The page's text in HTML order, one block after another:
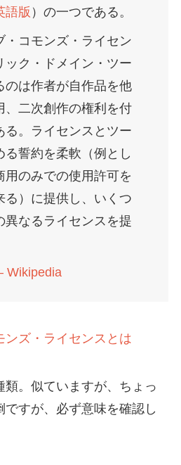
語版 ） の一つである。
・コモンズ・ライセン
ック・ドメイン・ツー
のは作者が自作品を他
、二次創作の権利を付
る。ライセンスとツー
る誓約を柔軟（例とし
用のみでの使用許可を
る）に提供し、いくつ
異なるライセンスを提
Wikipedia
ンズ・ライセンスとは
類。似ていますが、ちょっ
ですが、必ず意味を確認し